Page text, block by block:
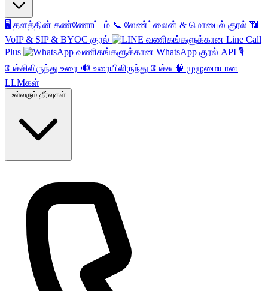
🖥️ தளத்தின் கண்ணோட்டம் 📞 லேண்ட்லைன் & மொபைல் குரல் 📶
VoIP & SIP & BYOC குரல்
வணிகங்களுக்கான Line Call
Plus
வணிகங்களுக்கான WhatsApp குரல் API 🎙️
பேச்சிலிருந்து உரை 🔊 உரையிலிருந்து பேச்சு 🧠 முழுமையான
LLMகள்